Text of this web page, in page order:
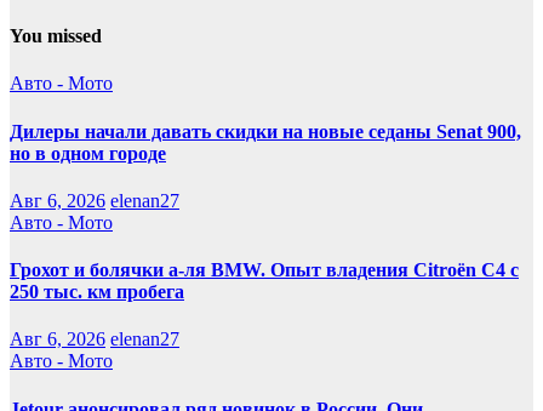
You missed
Авто - Мото
Дилеры начали давать скидки на новые седаны Senat 900,
но в одном городе
Авг 6, 2026 elenan27
Авто - Мото
Грохот и болячки а-ля BMW. Опыт владения Citroёn C4 с
250 тыс. км пробега
Авг 6, 2026 elenan27
Авто - Мото